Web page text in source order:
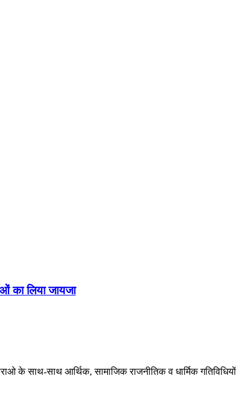
का लिया जायजा
के साथ-साथ आर्थिक, सामाजिक राजनीतिक व धार्मिक गतिविधियों